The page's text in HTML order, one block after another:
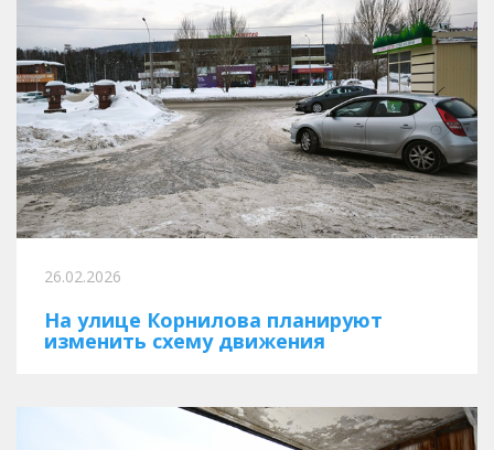
26.02.2026
На улице Корнилова планируют
изменить схему движения